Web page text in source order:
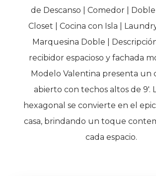
de Descanso | Comedor |
Closet | Cocina con Isla |
Marquesina Doble |
recibidor espacioso y fachada
Modelo Valentina presenta un
abierto con techos altos de 9′.
hexagonal se convierte en el
casa, brindando un toque
cada espacio.